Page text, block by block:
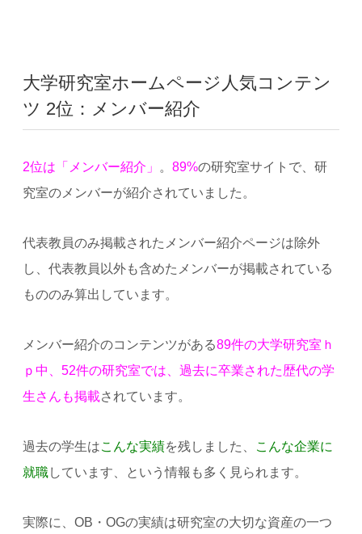
大学研究室ホームページ人気コンテン
ツ 2位：メンバー紹介
2位は「メンバー紹介」 。 89%の研究室サイトで、研
究室のメンバーが紹介されていました。
代表教員のみ掲載されたメンバー紹介ページは除外
し、代表教員以外も含めたメンバーが掲載されている
もののみ算出しています。
メンバー紹介のコンテンツがある89件の大学研究室ｈ
ｐ中、52件の研究室では、過去に卒業された歴代の学
生さんも掲載されています。
過去の学生はこんな実績を残しました、
こんな企業に
就職しています、という情報も多く見られます。
実際に、OB・OGの実績は研究室の大切な資産の一つ